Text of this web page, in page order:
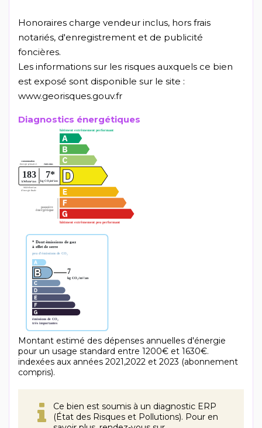
Honoraires charge vendeur inclus, hors frais
notariés, d'enregistrement et de publicité
foncières.
Les informations sur les risques auxquels ce bien
est exposé sont disponible sur le site :
www.georisques.gouv.fr
Diagnostics énergétiques
Montant estimé des dépenses annuelles d'énergie
pour un usage standard entre 1200€ et 1630€.
indexées aux années 2021,2022 et 2023 (abonnement
compris).
Ce bien est soumis à un diagnostic ERP
(État des Risques et Pollutions). Pour en